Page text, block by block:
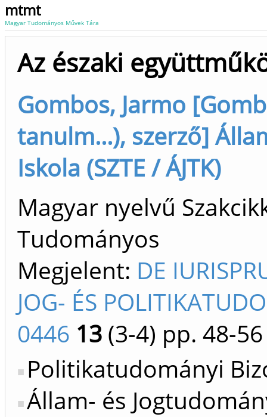
mtmt
Magyar Tudományos Művek Tára
Az északi
Gombos, Jarmo
tanulm...), szerző]
Iskola (SZTE / ÁJTK)
Magyar nyelvű
Tudományos
Megjelent: DE
JOG- ÉS
0446 13 (3-4) pp. 48-56
Politikatudományi
Állam- és